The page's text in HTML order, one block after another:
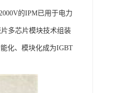
的IPM已用于电力
多芯片模块技术组装
化、模块化成为IGBT